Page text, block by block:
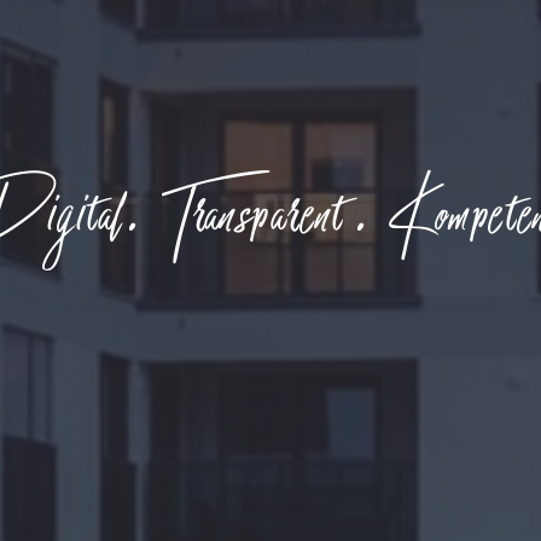
Transparent.